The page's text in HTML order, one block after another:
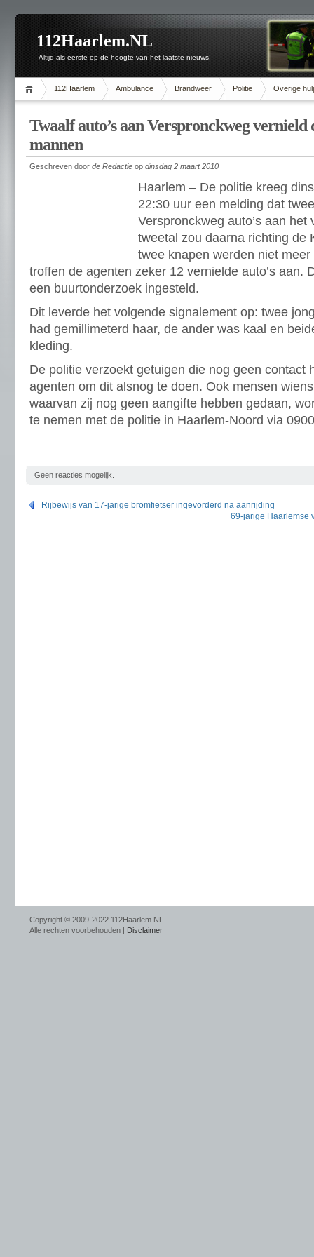
112Haarlem.NL
Altijd als eerste op de hoogte van het laatste nieuws!
112Haarlem Ambulance Brandweer Politie Overige
Twaalf auto’s aan Verspronckweg vernield
mannen
Geschreven door de Redactie op dinsdag 2 maart 2010
Haarlem – De politie kreeg
22:30 uur een melding dat
Verspronckweg auto’s aan
tweetal zou daarna richting de
twee knapen werden niet
troffen de agenten zeker 12 vernielde auto’s aan.
een buurtonderzoek ingesteld.
Dit leverde het volgende signalement op: twee
had gemillimeterd haar, de ander was kaal en
kleding.
De politie verzoekt getuigen die nog geen contact
agenten om dit alsnog te doen. Ook mensen
waarvan zij nog geen aangifte hebben gedaan,
te nemen met de politie in Haarlem-Noord via
Geen reacties mogelijk.
Rijbewijs van 17-jarige bromfietser ingevorderd na aanrijding
69-jarige Haarlemse
Copyright © 2009-2022 112Haarlem.NL
Alle rechten voorbehouden | Disclaimer